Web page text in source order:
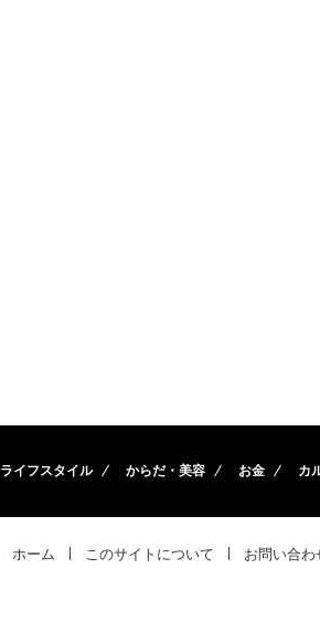
ライフスタイル からだ・美容 お金 カ
ホーム このサイトについて お問い合わ